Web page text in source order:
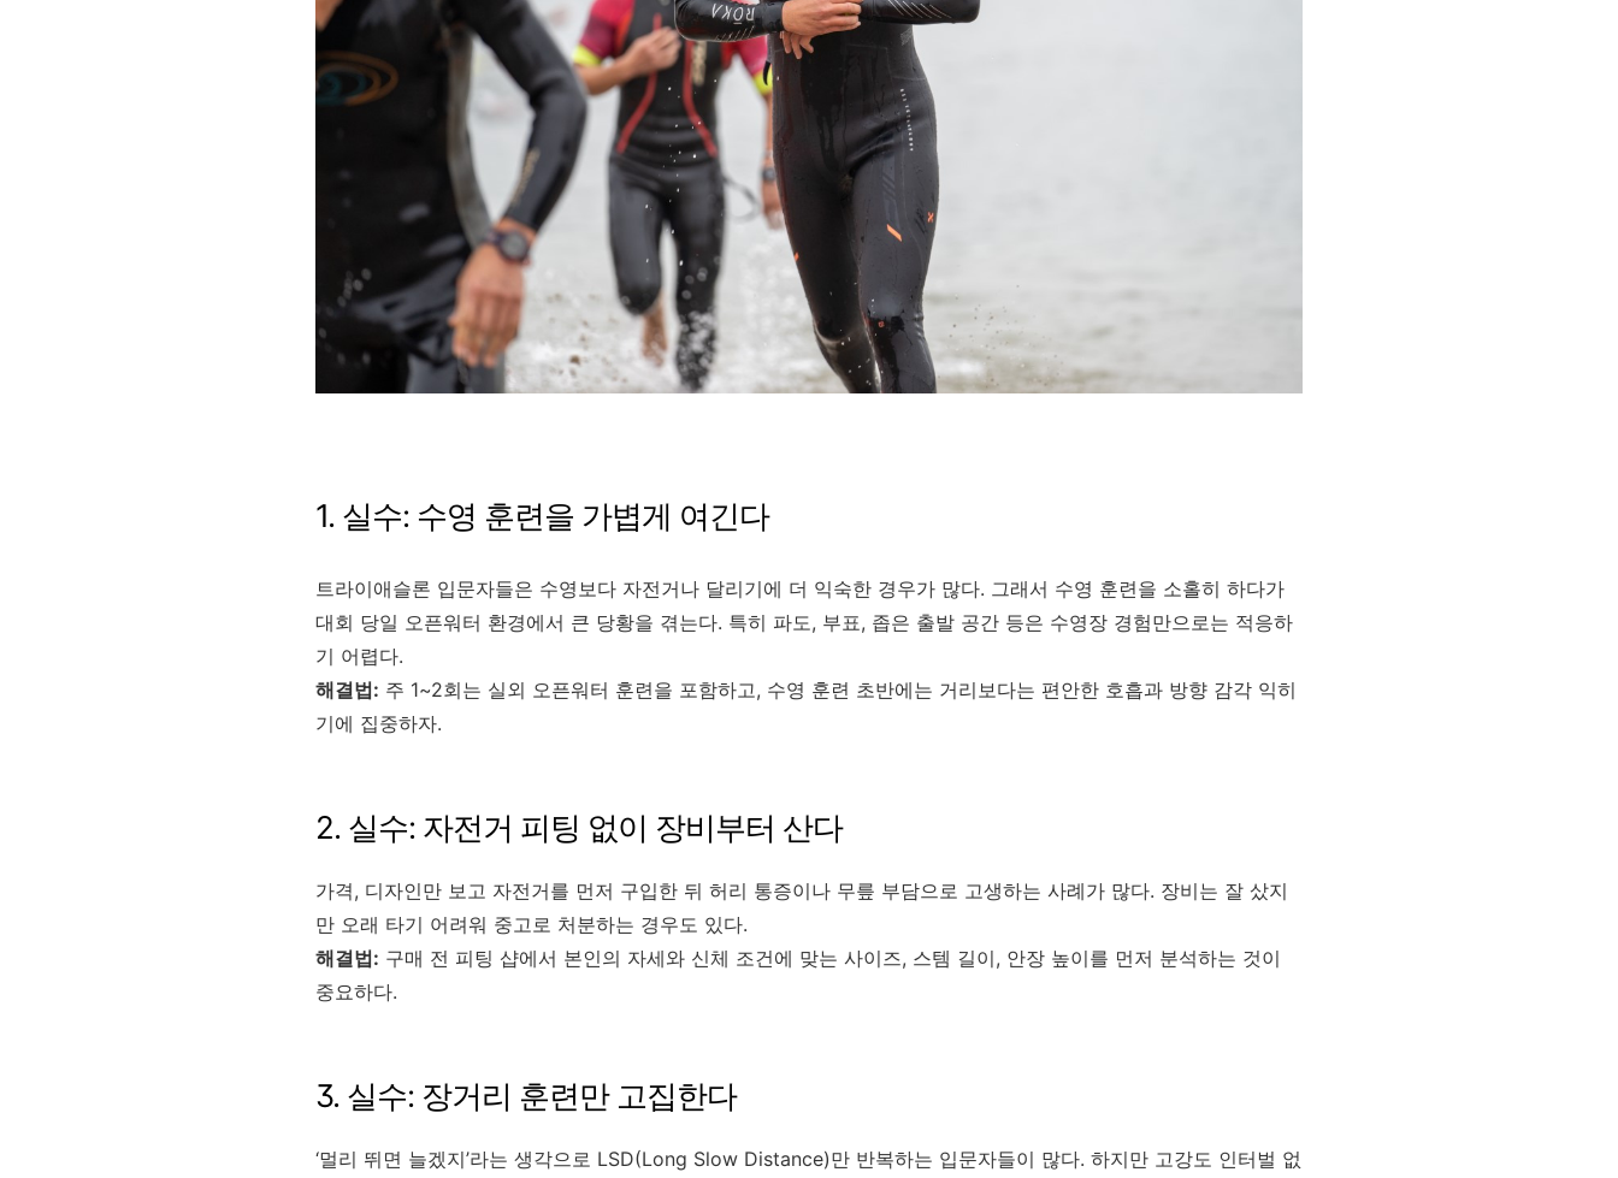
1. 실수: 수영 훈련을 가볍게 여긴다
트라이애슬론 입문자들은 수영보다 자전거나 달리기에 더 익숙한 경우가 많다. 그래서 수영 훈련을 소홀히 하다가
대회 당일 오픈워터 환경에서 큰 당황을 겪는다. 특히 파도, 부표, 좁은 출발 공간 등은 수영장 경험만으로는 적응하
기 어렵다.
해결법: 주 1~2회는 실외 오픈워터 훈련을 포함하고, 수영 훈련 초반에는 거리보다는 편안한 호흡과 방향 감각 익히
기에 집중하자.
2. 실수: 자전거 피팅 없이 장비부터 산다
가격, 디자인만 보고 자전거를 먼저 구입한 뒤 허리 통증이나 무릎 부담으로 고생하는 사례가 많다. 장비는 잘 샀지
만 오래 타기 어려워 중고로 처분하는 경우도 있다.
해결법: 구매 전 피팅 샵에서 본인의 자세와 신체 조건에 맞는 사이즈, 스템 길이, 안장 높이를 먼저 분석하는 것이
중요하다.
3. 실수: 장거리 훈련만 고집한다
‘멀리 뛰면 늘겠지’라는 생각으로 LSD(Long Slow Distance)만 반복하는 입문자들이 많다. 하지만 고강도 인터벌 없